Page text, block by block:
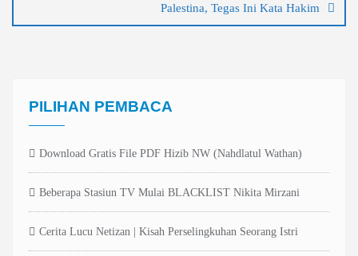
Palestina, Tegas Ini Kata Hakim
PILIHAN PEMBACA
Download Gratis File PDF Hizib NW (Nahdlatul Wathan)
Beberapa Stasiun TV Mulai BLACKLIST Nikita Mirzani
Cerita Lucu Netizan | Kisah Perselingkuhan Seorang Istri